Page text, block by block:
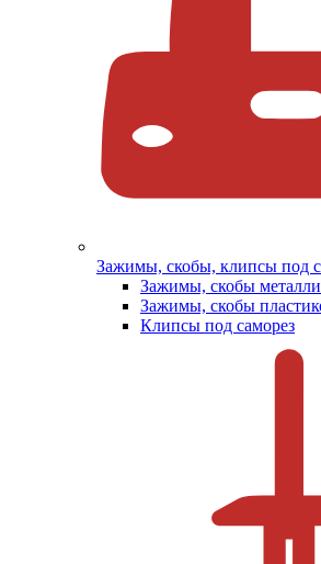
Зажимы, скобы, клипсы под
Зажимы, скобы
Зажимы, скобы
Клипсы под саморез